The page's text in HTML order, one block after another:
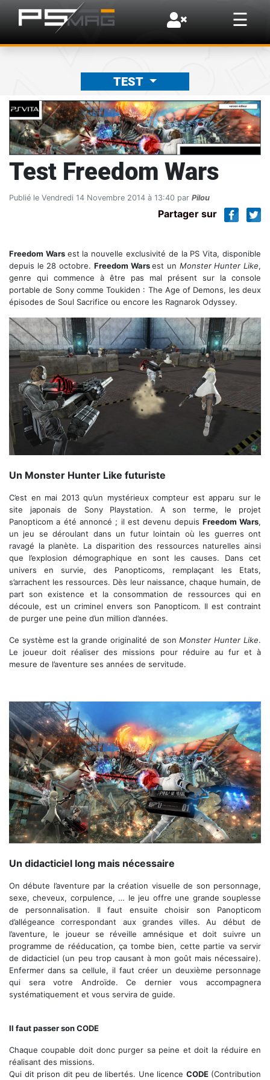
☰
×
TEST
Test Freedom Wars
Publié le Vendredi 14 Novembre 2014 à 13:40 par Pilou
Partager sur
Freedom Wars est la nouvelle exclusivité de la PS Vita, disponible
depuis le 28 octobre. Freedom Warsest un Monster Hunter Like,
genre qui commence à être pas mal présent sur la console
portable de Sony comme Toukiden : The Age of Demons, les deux
épisodes de Soul Sacrifice ou encore les Ragnarok Odyssey.
Un Monster Hunter Like futuriste
C’est en mai 2013 qu’un mystérieux compteur est apparu sur le
site japonais de Sony Playstation. A son terme, le projet
Panopticom a été annoncé ; il est devenu depuis Freedom Wars,
un jeu se déroulant dans un futur lointain où les guerres ont
ravagé la planète. La disparition des ressources naturelles ainsi
que l’explosion démographique en sont les causes. Dans cet
univers en survie, des Panopticoms, remplaçant les Etats,
s’arrachent les ressources. Dès leur naissance, chaque humain, de
part son existence et la consommation de ressources qui en
découle, est un criminel envers son Panopticom. Il est contraint
de purger une peine d’un million d’années.
Ce système est la grande originalité de sonMonster Hunter Like.
Le joueur doit réaliser des missions pour réduire au fur et à
mesure de l’aventure ses années de servitude.
Un didacticiel long mais nécessaire
On débute l’aventure par la création visuelle de son personnage,
sexe, cheveux, corpulence, … le jeu offre une grande souplesse
de personnalisation. Il faut ensuite choisir son Panopticom
d’allégeance correspondant aux grandes villes. Au début de
l’aventure, le joueur se réveille amnésique et doit suivre un
programme de rééducation, ça tombe bien, cette partie va servir
de didacticiel (un peu trop causant à mon goût mais nécessaire).
Enfermer dans sa cellule, il faut créer un deuxième personnage
qui sera votre Androïde. Ce dernier vous accompagnera
systématiquement et vous servira de guide.
Il faut passer son CODE
Chaque coupable doit donc purger sa peine et doit la réduire en
réalisant des missions.
Qui dit prison dit peu de libertés. Une licence CODE(Contribution